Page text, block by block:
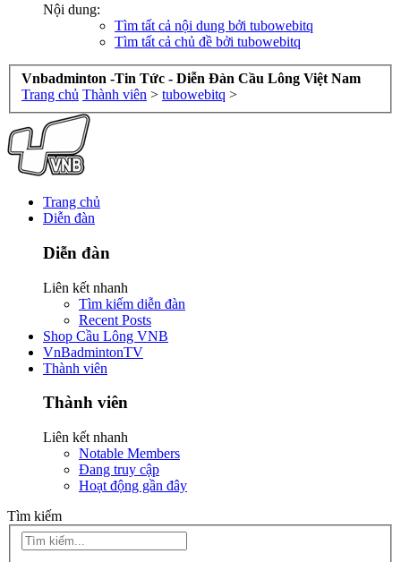
Nội dung:
Tìm tất cả nội dung bởi tubowebitq
Tìm tất cả chủ đề bởi tubowebitq
Vnbadminton -Tin Tức - Diễn Đàn Cầu Lông Việt Nam
Trang chủ Thành viên > tubowebitq >
Trang chủ
Diễn đàn
Diễn đàn
Liên kết nhanh
Tìm kiếm diễn đàn
Recent Posts
Shop Cầu Lông VNB
VnBadmintonTV
Thành viên
Thành viên
Liên kết nhanh
Notable Members
Đang truy cập
Hoạt động gần đây
Tìm kiếm